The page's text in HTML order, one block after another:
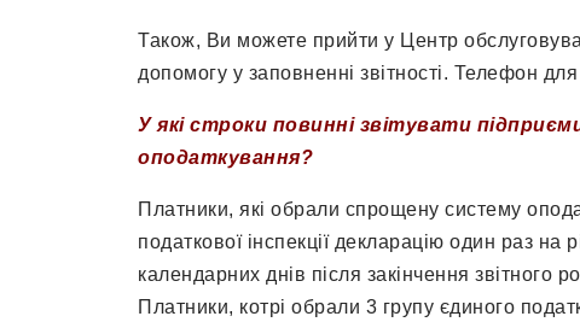
Також, Ви можете прийти у Центр
допомогу у заповненні звітності. Телефон
У які строки повинні звітувати
оподаткування?
Платники, які обрали спрощену систему
податкової інспекції декларацію один раз на
календарних днів після закінчення звітного
Платники, котрі обрали 3 групу єдиного